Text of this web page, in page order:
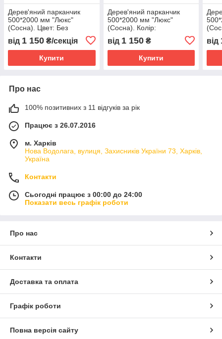
Дерев'яний парканчик
500*2000 мм "Люкс"
(Сосна). Цвет: Без
від 1 150 ₴/секція
Купити
Дерев'яний парканчик
500*2000 мм "Люкс"
(Сосна). Колір:
Коричневий (від 5 секцій)
від 1 150₴
Купити
від
Про нас
100% позитивних з 11 відгуків за рік
Працює з 26.07.2016
м. Харків
Нова Водолага, вулиця, Захисників України 73, Харків,
Україна
Контакти
Сьогодні працює з 00:00 до 24:00
Показати весь графік роботи
Про нас
Контакти
Доставка та оплата
Графік роботи
Повна версія сайту